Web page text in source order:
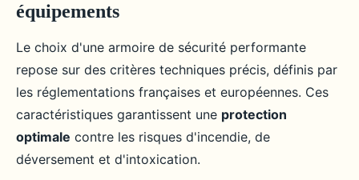
équipements
Le choix d'une armoire de sécurité performante
repose sur des critères techniques précis, définis par
les réglementations françaises et européennes. Ces
caractéristiques garantissent une protection
optimale contre les risques d'incendie, de
déversement et d'intoxication.